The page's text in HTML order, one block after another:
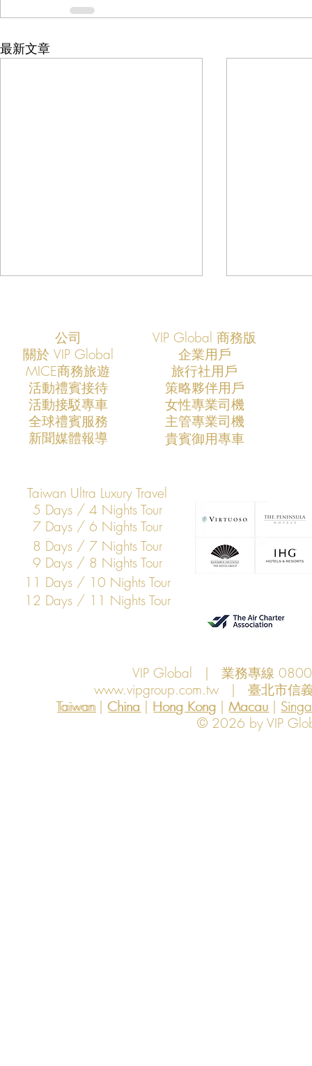
最新文章
VIP Global成功支援COMPUTEX
2026全球AI產業領袖訪台專案
打造亞洲科技展會商務移動與
VIP Global成
2025全球AI
公司
VIP Global 商務版
關於 VIP Global
企業用戶
​MICE商務旅遊
旅行社用戶
​活動禮賓接待
策略夥伴用戶
活動接駁專車
​全球禮賓服務
​新聞媒體報導
​女性專業司機
​主管專業司機
​貴賓御用專車
Taiwan Ultra Luxury Travel
5 Days / 4 Nights Tour
7 Days / 6 Nights Tour
8 Days / 7 Nights Tour
9 Days / 8 Nights Tour
11 Days / 10 Nights Tour
12 Days / 11 Nights Tour
VIP Global | 業務專線
www.vipgroup.com.tw | 臺北市信
Taiwan | China | Hong Kong | Macau |
Hong Kong
China Macau
Taiwan
© 2026 by VIP